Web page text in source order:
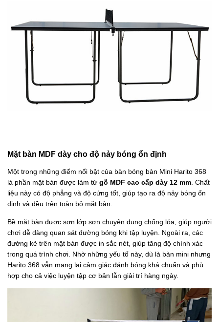
Mặt bàn MDF dày cho độ nảy bóng ổn định
Một trong những điểm nổi bật của bàn bóng bàn Mini Harito 368
là phần mặt bàn được làm từ gỗ MDF cao cấp dày 12 mm . Chất
liệu này có độ phẳng và độ cứng tốt, giúp tạo ra độ nảy bóng ổn
định và đều trên toàn bộ mặt bàn.
Bề mặt bàn được sơn lớp sơn chuyên dụng chống lóa, giúp người
chơi dễ dàng quan sát đường bóng khi tập luyện. Ngoài ra, các
đường kẻ trên mặt bàn được in sắc nét, giúp tăng độ chính xác
trong quá trình chơi. Nhờ những yếu tố này, dù là bàn mini nhưng
Harito 368 vẫn mang lại cảm giác đánh bóng khá chuẩn và phù
hợp cho cả việc luyện tập cơ bản lẫn giải trí hàng ngày.